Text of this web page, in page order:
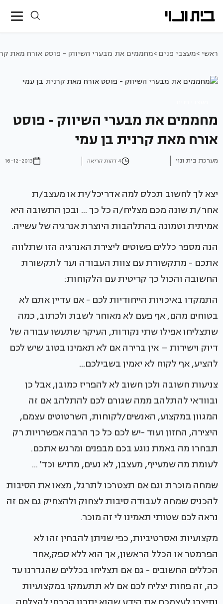
ראשי >מעצבי פנים >מחממים את מבערי השיווק - פוסט אורח מאת
מחממים את מבערי השיווק - פוסט
אורח מאת קרנית בן עמי
מערכת בית ונוי 4 דקות קריאה 16-12-2013
יצא לך לחשוב תכלס למה אדריכל/ית או מעצב/ת
אחר/ת שונה מכם מצליח/ה כל כך ... ובכן התשובה היא
אמיתית וטמונה בהתלהבות היוצרת אנרגיה של עשייה.
הנה מספר כללים פשוטים ליצירת האנרגיה הזו שתלווה
אתכם - מתקשורת עם צוות העבודה ועד לתקשורת
החשובה והכול כך קריטית עם הלקוחות:
התמקדו באיכויות הייחודיות לכם - אם עדיין אתם לא
בטוחים מהם, אף פעם לא מאוחר לשבת ולכתוב, כמה
שתצליחו אפילו שתי נקודות, העיקר שתעשו עבודה של
דיוק וישירות – אין ברירה אם לא תאמינו בטוב שיש לכם
להציע, אף לקוח לא יאמין בשבילכם...
צניעות חשובה ולכן חשוב לא להפריז כמובן, אבל כן
ובוודאי להתלהב ממה שגורם לכם להתלהב אם זה
המגוון במקצוע, האנשים/לקוחות, השרטוטים עצמם,
היצירה, החזון ועוד -יש לכם כל כך הרבה אפשרויות רק
תבחרו מה באמת נוגע בכם מבפנים ומרגש אתכם.
לעומת מה שמעייף, מעצבן, לא נעים, מתיש וכד' ...
שמחה מוכרת וגם אם תצטרכו לתרגל, מצאו את הסיבות
להכניס שמחה לעבודה סיבות לצחוק ולהצחיק גם אם זה
נראה לכם שטותי תאמינו לי זה מוכר.
מקצועיות ואסרטיביות, כפי שניתן להבחין זהו לא
הפרמטר או הכלל הראשון, אך הוא ללא ספק,אחד
הכללים החשובים - גם אם תצליחו בכללים שהגדרנו עד
כה, זה פחות יצליח לכם אם לא תתעמקו במקצועיות